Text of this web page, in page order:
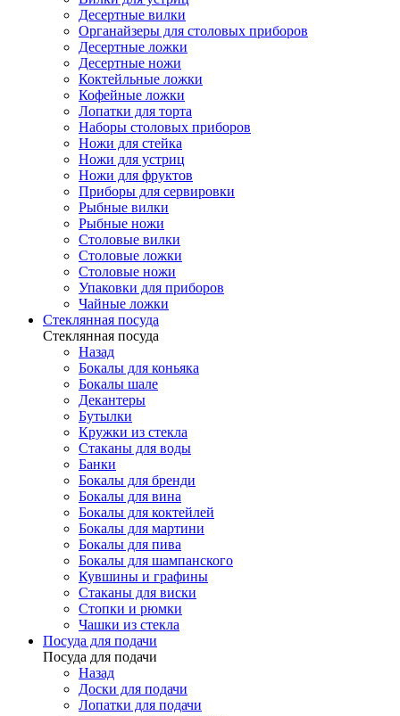
Десертные вилки
Органайзеры для столовых приборов
Десертные ложки
Десертные ножи
Коктейльные ложки
Кофейные ложки
Лопатки для торта
Наборы столовых приборов
Ножи для стейка
Ножи для устриц
Ножи для фруктов
Приборы для сервировки
Рыбные вилки
Рыбные ножи
Столовые вилки
Столовые ложки
Столовые ножи
Упаковки для приборов
Чайные ложки
Стеклянная посуда
Стеклянная посуда
Назад
Бокалы для коньяка
Бокалы шале
Декантеры
Бутылки
Кружки из стекла
Стаканы для воды
Банки
Бокалы для бренди
Бокалы для вина
Бокалы для коктейлей
Бокалы для мартини
Бокалы для пива
Бокалы для шампанского
Кувшины и графины
Стаканы для виски
Стопки и рюмки
Чашки из стекла
Посуда для подачи
Посуда для подачи
Назад
Доски для подачи
Лопатки для подачи